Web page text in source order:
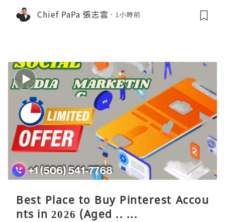
Chief PaPa 張志雲 1小時前
Best Place to Buy Pinterest Accou
nts in 2026 (Aged .. ...